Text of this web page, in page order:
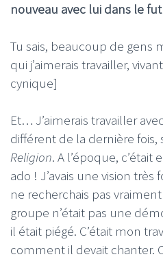
nouveau avec lui dans le
Tu sais, beaucoup de gens
qui j’aimerais travailler,
cynique]
Et… J’aimerais travailler avec
différent de la dernière fois,
Religion. A l’époque,
ado ! J’avais une vision très
ne recherchais pas
groupe n’était pas une
il était piégé. C’était mon
comment il devait chanter.